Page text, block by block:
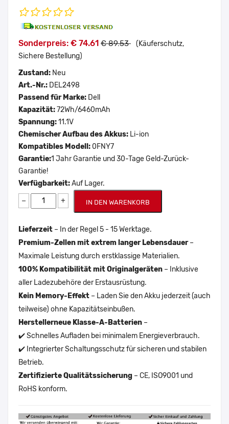
Sonderpreis: € 74.61 € 89.53 (Käuferschutz,
Sichere Bestellung)
Zustand: Neu
Art.-Nr.: DEL2498
Passend für Marke: Dell
Kapazität:72Wh/6460mAh
Spannung:11.1V
Chemischer Aufbau des Akkus: Li-ion
Kompatibles Modell:0FNY7
Garantie:1 Jahr Garantie und 30-Tage Geld-Zurück-
Garantie!
Verfügbarkeit:Auf Lager.
− + IN DEN WARENKORB
Lieferzeit – In der Regel 5 - 15 Werktage.
Premium-Zellen mit extrem langer Lebensdauer–
Maximale Leistung durch erstklassige Materialien.
100% Kompatibilität mit Originalgeräten – Inklusive
aller Ladezubehöre der Erstausrüstung.
Kein Memory-Effekt – Laden Sie den Akku jederzeit (auch
teilweise) ohne Kapazitätseinbußen.
Herstellerneue Klasse-A-Batterien –
✔️ Schnelles Aufladen bei minimalem Energieverbrauch.
✔️ Integrierter Schaltungsschutz für sicheren und stabilen
Betrieb.
Zertifizierte Qualitätssicherung – CE, ISO9001 und
RoHS konform.